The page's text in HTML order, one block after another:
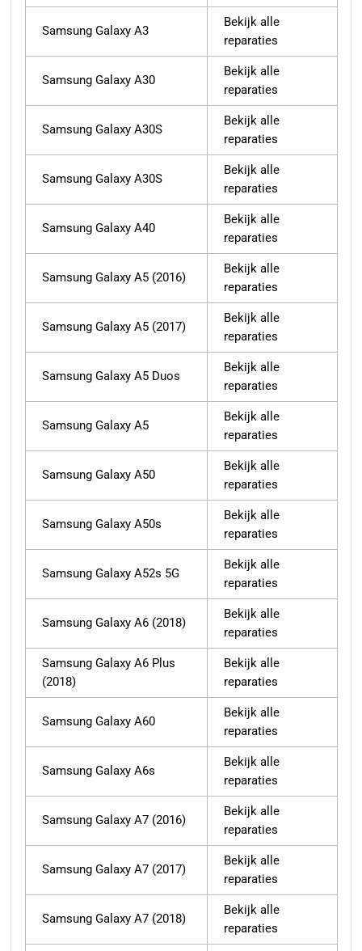
Samsung Galaxy A3
Bekijk alle
reparaties
Samsung Galaxy A30
Bekijk alle
reparaties
Samsung Galaxy A30S
Bekijk alle
reparaties
Samsung Galaxy A30S
Bekijk alle
reparaties
Samsung Galaxy A40
Bekijk alle
reparaties
Samsung Galaxy A5 (2016)
Bekijk alle
reparaties
Samsung Galaxy A5 (2017)
Bekijk alle
reparaties
Samsung Galaxy A5 Duos
Bekijk alle
reparaties
Samsung Galaxy A5
Bekijk alle
reparaties
Samsung Galaxy A50
Bekijk alle
reparaties
Samsung Galaxy A50s
Bekijk alle
reparaties
Samsung Galaxy A52s 5G
Bekijk alle
reparaties
Samsung Galaxy A6 (2018)
Bekijk alle
reparaties
Samsung Galaxy A6 Plus
(2018)
Bekijk alle
reparaties
Samsung Galaxy A60
Bekijk alle
reparaties
Samsung Galaxy A6s
Bekijk alle
reparaties
Samsung Galaxy A7 (2016)
Bekijk alle
reparaties
Samsung Galaxy A7 (2017)
Bekijk alle
reparaties
Samsung Galaxy A7 (2018)
Bekijk alle
reparaties